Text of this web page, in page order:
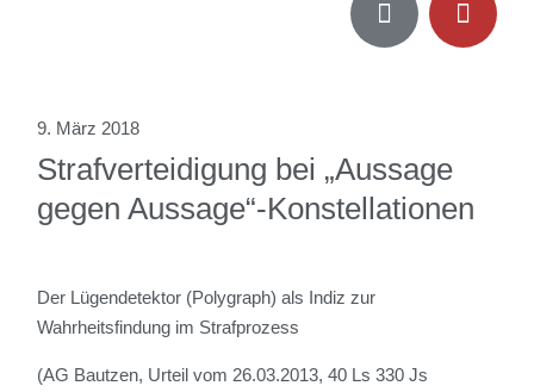
9. März 2018
Strafverteidigung bei „Aussage
gegen Aussage“-Konstellationen
Der Lügendetektor (Polygraph) als Indiz zur
Wahrheitsfindung im Strafprozess
(AG Bautzen, Urteil vom 26.03.2013, 40 Ls 330 Js